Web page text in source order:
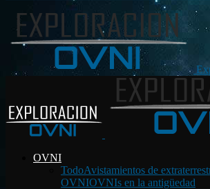
OVNI
TodoAvistamientos de
OVNIOVNIs en la antigüedad